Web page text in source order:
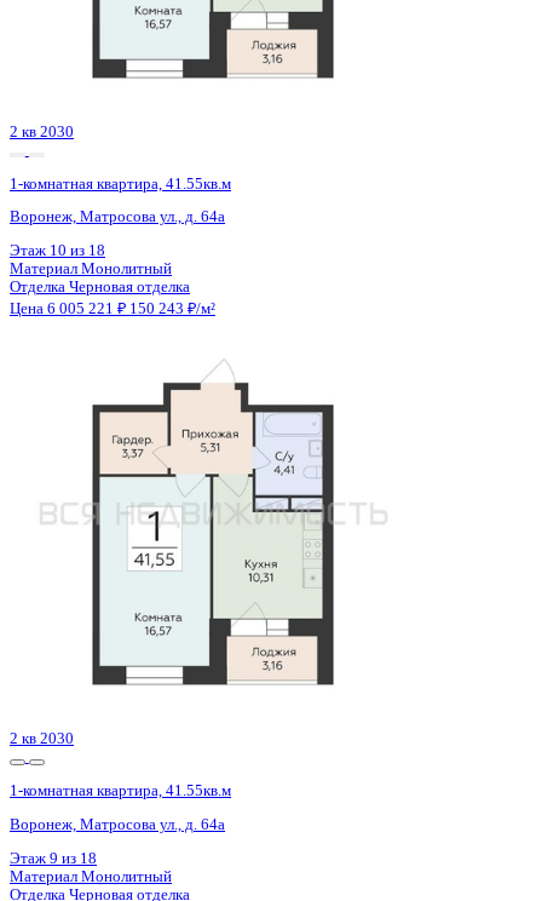
2 кв 2030
1-комнатная квартира, 41.55кв.м
Воронеж, Матросова ул., д. 64а
16 из 18
Монолитный
Отделка Черновая отделка
Цена 6 005 221 ₽ 150 243 ₽/м²